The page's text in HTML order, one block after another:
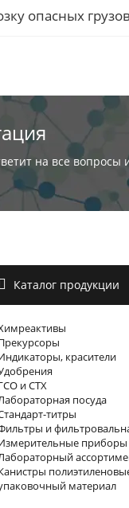
опасных
на все вопросы
Каталог продукции
красители
и СТХ
посуда
титры
и
приборы
материал